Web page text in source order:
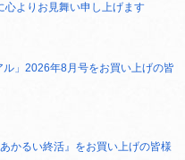
心よりお見舞い申し上げます
ル」2026年8月号をお買い上げの皆
かるい終活』をお買い上げの皆様